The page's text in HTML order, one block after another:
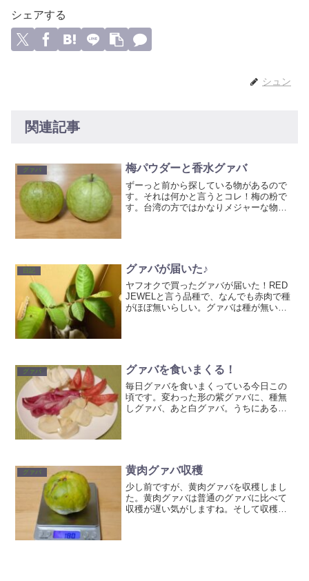
シェアする
シュン
関連記事
グァバ 梅パウダーと香水グァバ
ずーっと前から探している物があるので
す。それは何かと言うとコレ！梅の粉で
す。台湾の方ではかなりメジャーな物の
日記 グァバが届いた♪
ヤフオクで買ったグァバが届いた！RED
JEWELと言う品種で、なんでも赤肉で種
がほぼ無いらしい。グァバは種が無いだ
グァバ グァバを食いまくる！
毎日グァバを食いまくっている今日この
頃です。変わった形の紫グァバに、種無
しグァバ、あと白グァバ。うちにある紫
グァバ 黄肉グァバ収穫
少し前ですが、黄肉グァバを収穫しまし
た。黄肉グァバは普通のグァバに比べて
収穫が遅い気がしますね。そして収穫時